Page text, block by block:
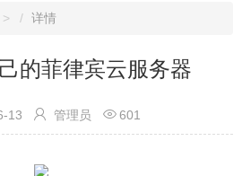
详情
的菲律宾云服务器
13  管理员  601